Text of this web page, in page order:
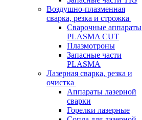
Воздушно-плазменная
сварка, резка и строжка
Сварочные аппараты
PLASMA CUT
Плазмотроны
Запасные части
PLASMA
Лазерная сварка, резка и
очистка
Аппараты лазерной
сварки
Горелки лазерные